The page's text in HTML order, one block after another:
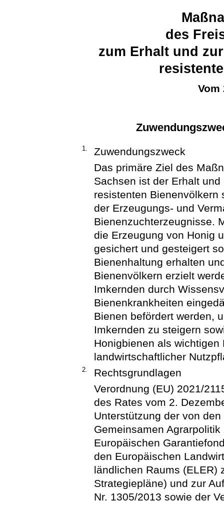
des
zum Erhalt und
Vom
1.
Zuwendungszweck
Das primäre Ziel des
Sachsen ist der Erhalt
resistenten Bienenvölkern
der Erzeugungs- und
Bienenzuchterzeugnisse.
die Erzeugung von Honig
gesichert und gesteigert
Bienenhaltung erhalten
Bienenvölkern erzielt
Imkernden durch
Bienenkrankheiten
Bienen befördert werden,
Imkernden zu steigern
Honigbienen als
landwirtschaftlicher
2.
Rechtsgrundlagen
Verordnung (EU) 2021/
des Rates vom 2.
Unterstützung der von
Gemeinsamen
Europäischen
den Europäischen
ländlichen Raums (ELER)
Strategiepläne) und zur
Nr. 1305/2013 sowie der